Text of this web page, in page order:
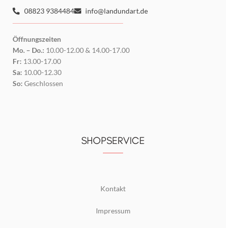
08823 9384484
info@landundart.de
Öffnungszeiten
Mo. – Do.: 10.00-12.00 & 14.00-17.00
Fr: 13.00-17.00
Sa: 10.00-12.30
So: Geschlossen
SHOPSERVICE
Kontakt
Impressum